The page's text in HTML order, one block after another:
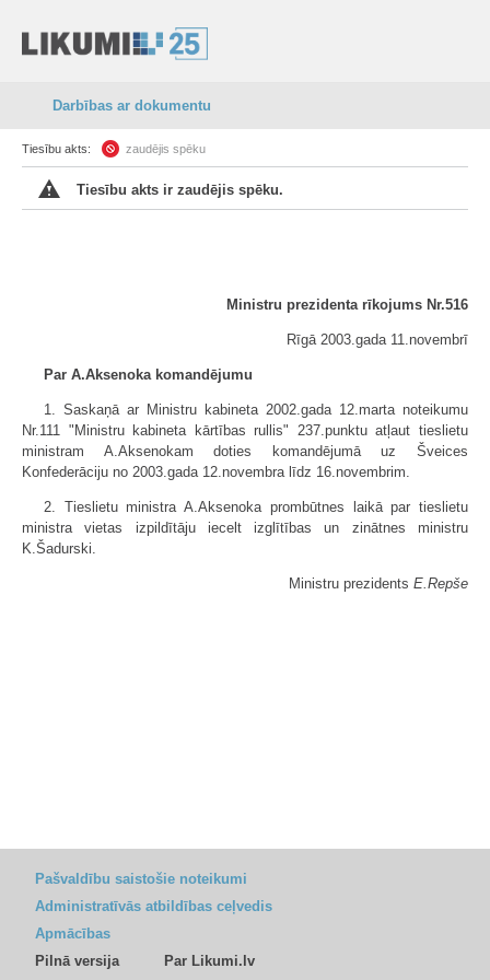
Darbības ar dokumentu
Tiesību akts: zaudējis spēku
Tiesību akts ir zaudējis spēku.
Ministru prezidenta rīkojums Nr.516
Rīgā 2003.gada 11.novembrī
Par A.Aksenoka komandējumu
1. Saskaņā ar Ministru kabineta 2002.gada 12.marta noteikumu
Nr.111 "Ministru kabineta kārtības rullis" 237.punktu atļaut tieslietu
ministram A.Aksenokam doties komandējumā uz Šveices
Konfederāciju no 2003.gada 12.novembra līdz 16.novembrim.
2. Tieslietu ministra A.Aksenoka prombūtnes laikā par tieslietu
ministra vietas izpildītāju iecelt izglītības un zinātnes ministru
K.Šadurski.
Ministru prezidents E.Repše
Pašvaldību saistošie noteikumi
Administratīvās atbildības ceļvedis
Apmācības
Pilnā versija
Par Likumi.lv